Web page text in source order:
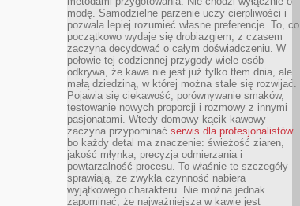
modę. Samodzielne parzenie uczy cierpliwości i
pozwala lepiej rozumieć własne preferencje. To, co
początkowo wydaje się drobiazgiem, z czasem
zaczyna decydować o całym doświadczeniu. W
połowie tej codziennej przygody wiele osób
odkrywa, że kawa nie jest już tylko tłem dnia, ale
małą dziedziną, w której można stale się rozwijać.
Pojawia się ciekawość, porównywanie smaków,
testowanie nowych proporcji i rozmowy z innymi
pasjonatami. Wtedy domowy kącik kawowy
zaczyna przypominać serwis dla profesjonalistów
bo każdy detal ma znaczenie: świeżość ziaren,
jakość młynka, precyzja odmierzania i
powtarzalność procesu. To właśnie te szczegóły
sprawiają, że zwykła czynność nabiera
wyjątkowego charakteru. Nie można jednak
zapominać, że najważniejsza w kawie jest